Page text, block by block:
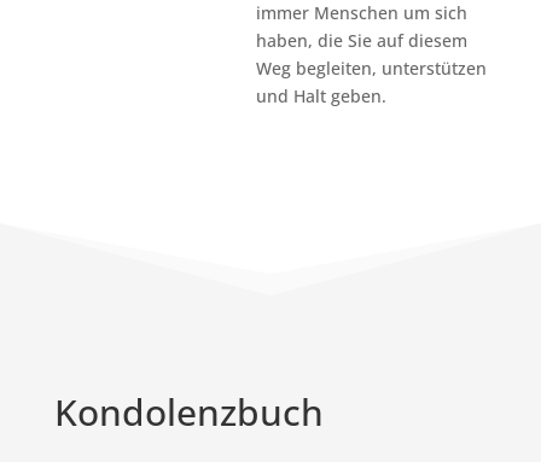
immer Menschen um sich
haben, die Sie auf diesem
Weg begleiten, unterstützen
und Halt geben.
Kondolenzbuch